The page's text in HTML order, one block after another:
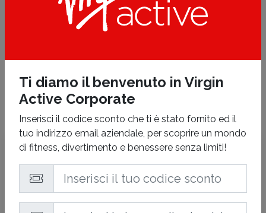
Ti diamo il benvenuto in Virgin
Active Corporate
Inserisci il codice sconto che ti è stato fornito ed il
tuo indirizzo email aziendale, per scoprire un mondo
di fitness, divertimento e benessere senza limiti!
HOME CLUB
Virgin Active
Bologna Casalecchio
Via Aldo Moro, 60 - Casalecchio Di Reno